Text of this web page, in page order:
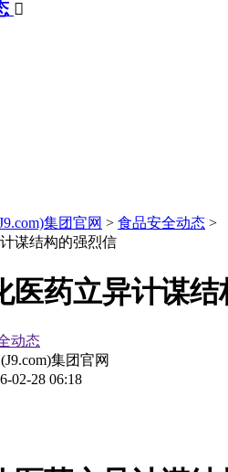

集团官网 > 食品安全动态 >
谋结构的强烈信
医药立异计谋
动态
集团官网
02-28 06:18